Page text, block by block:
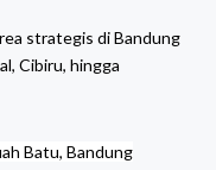
strategis di Bandung
Cibiru, hingga
Batu, Bandung